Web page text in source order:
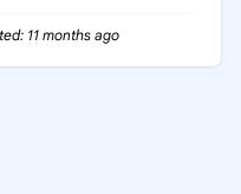
11 months ago